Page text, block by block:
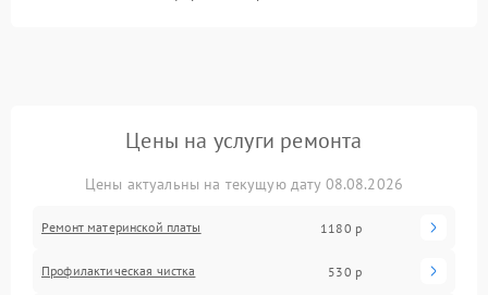
Цены на услуги ремонта
Цены актуальны на текущую дату 08.08.2026
Ремонт материнской платы 1180 р
Профилактическая чистка 530 р